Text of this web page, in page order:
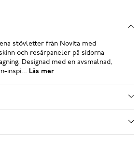
stövletter från Novita med
och resårpaneler på sidorna
Designad med en avsmalnad,
inspi... Läs mer